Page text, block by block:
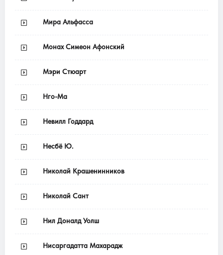
Мира Альфасса
Монах Симеон Афонский
Мэри Стюарт
Нго-Ма
Невилл Годдард
Несбё Ю.
Николай Крашенинников
Николай Сант
Нил Доналд Уолш
Нисаргадатта Махарадж